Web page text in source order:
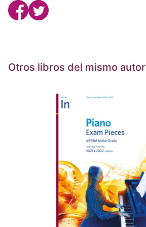
Otros libros del mismo autor